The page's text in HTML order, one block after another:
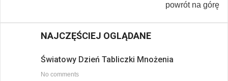
powrót na górę
NAJCZĘŚCIEJ OGLĄDANE
Światowy Dzień Tabliczki Mnożenia
No comments